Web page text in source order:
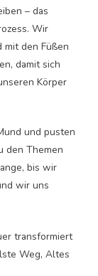
– das
Wir
den Füßen
damit sich
Körper
und pusten
den Themen
bis wir
wir uns
transformiert
Weg, Altes